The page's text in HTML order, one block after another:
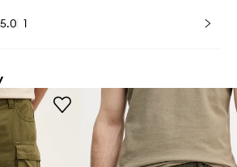
5.0 1